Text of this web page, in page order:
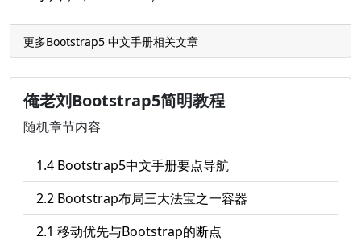
更多Bootstrap5 中文手册相关文章
俺老刘Bootstrap5简明教程
随机章节内容
1.4 Bootstrap5中文手册要点导航
2.2 Bootstrap布局三大法宝之一容器
2.1 移动优先与Bootstrap的断点